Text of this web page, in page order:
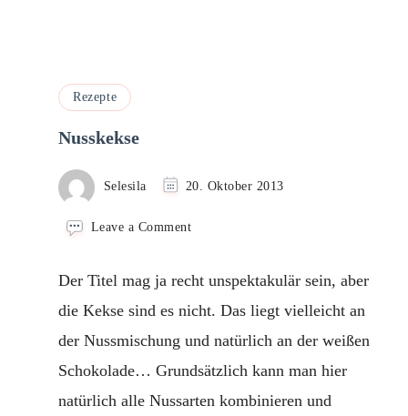
Rezepte
Nusskekse
Selesila 20. Oktober 2013
Leave a Commenton
Der Titel mag ja recht unspektakulär sein, aber
die Kekse sind es nicht. Das liegt vielleicht an
der Nussmischung und natürlich an der weißen
Schokolade… Grundsätzlich kann man hier
natürlich alle Nussarten kombinieren und